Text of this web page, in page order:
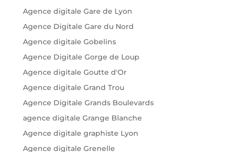
Agence digitale Gare de Lyon
Agence Digitale Gare du Nord
Agence digitale Gobelins
Agence Digitale Gorge de Loup
Agence digitale Goutte d'Or
Agence digitale Grand Trou
Agence Digitale Grands Boulevards
agence digitale Grange Blanche
Agence digitale graphiste Lyon
Agence digitale Grenelle